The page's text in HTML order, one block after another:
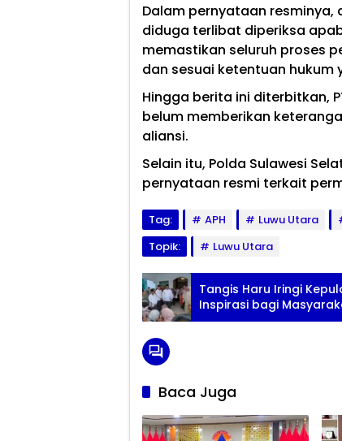
Dalam pernyataan resminya,
diduga terlibat diperiksa
memastikan seluruh proses
dan sesuai ketentuan hukum
Hingga berita ini diterbitkan,
belum memberikan
aliansi.
Selain itu, Polda Sulawesi
pernyataan resmi terkait
Tag: APH Luwu Utara
Topik:
Luwu Utara
Tangis Haru Iringi
Inspirasi bagi
Baca Juga